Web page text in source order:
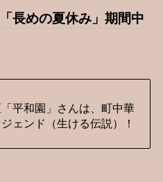
長めの夏休み」期間中
平和園」さんは、町中華
ェンド（生ける伝説）！